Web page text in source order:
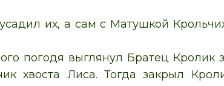
их, а сам с Матушкой
погодя выглянул Братец Кролик
хвоста Лиса. Тогда закрыл